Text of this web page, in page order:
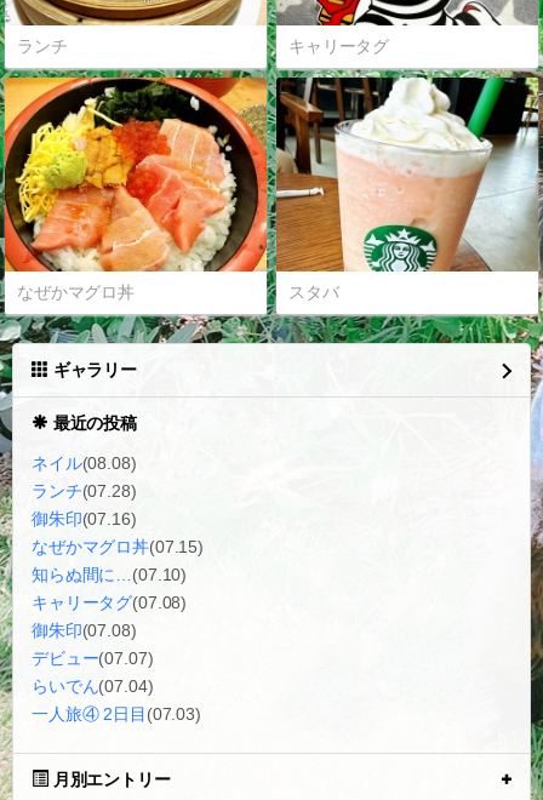
ランチ キャリータグ
なぜかマグロ丼 スタバ
ギャラリー
最近の投稿
ネイル(08.08)
ランチ(07.28)
御朱印(07.16)
なぜかマグロ丼(07.15)
知らぬ間に… (07.10)
キャリータグ(07.08)
御朱印(07.08)
デビュー(07.07)
らいでん(07.04)
一人旅④ 2日目 (07.03)
月別エントリー